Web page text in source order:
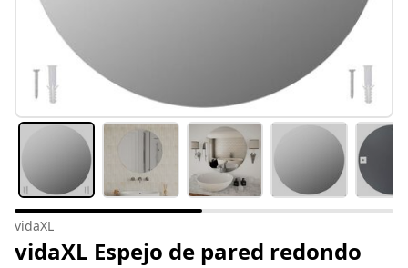
vidaXL
vidaXL Espejo de pared redondo